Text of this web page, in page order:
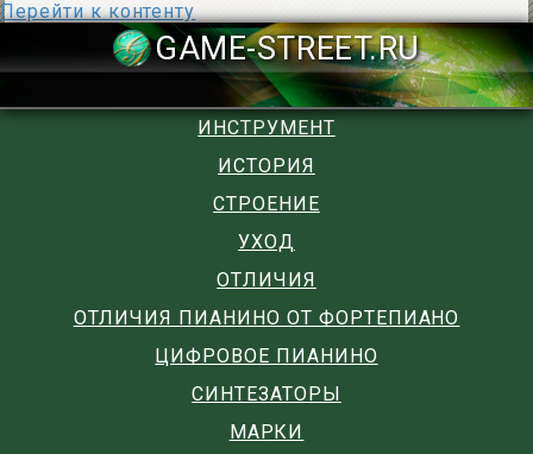
Перейти к контенту
GAME-
ИНСТРУМЕНТ
ИСТОРИЯ
СТРОЕНИЕ
УХОД
ОТЛИЧИЯ
ОТЛИЧИЯ ПИАНИНО ОТ ФОРТЕПИАНО
ЦИФРОВОЕ ПИАНИНО
СИНТЕЗАТОРЫ
МАРКИ